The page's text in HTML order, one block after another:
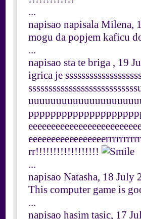
...
napisao napisala Milena,
mogu da popjem kaficu
...
napisao sta te briga , 19
igrica je
rr!!!!!!!!!!!!!!!!!!
...
napisao Natasha, 18 July
This computer game is
...
napisao hasim tasic, 17